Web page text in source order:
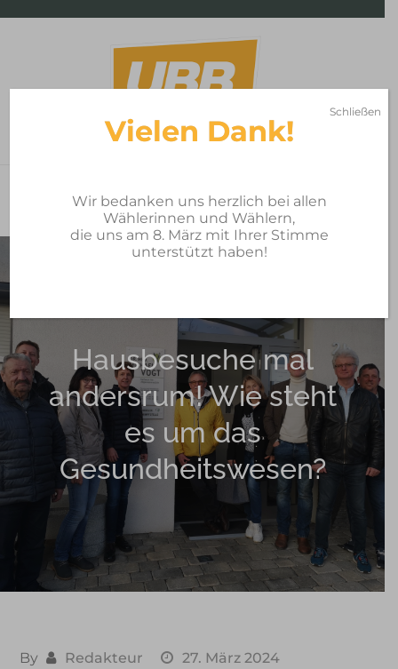
Bürgerblock Breitengüßbach
Hausbesuche mal
andersrum! Wie steht
es um das
Gesundheitswesen?
By Redakteur 27. März 2024
Vielen Dank!
Wir bedanken uns herzlich bei allen
Wählerinnen und Wählern,
die uns am 8. März mit Ihrer Stimme
unterstützt haben!
Schließen